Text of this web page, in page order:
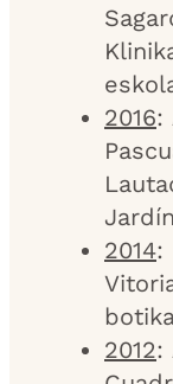
2016:
2014:
2012: